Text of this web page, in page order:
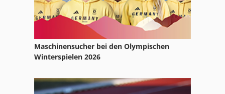
Maschinensucher bei den Olympischen
Winterspielen 2026